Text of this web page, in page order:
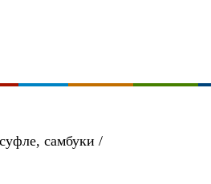
самбуки /